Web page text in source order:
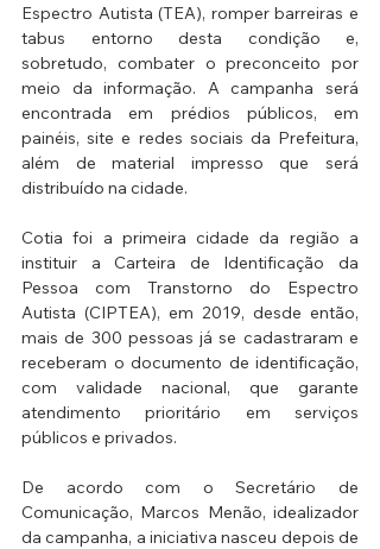
Espectro Autista (TEA), romper barreiras e
tabus entorno desta condição e,
sobretudo, combater o preconceito por
meio da informação. A campanha será
encontrada em prédios públicos, em
painéis, site e redes sociais da Prefeitura,
além de material impresso que será
distribuído na cidade.
Cotia foi a primeira cidade da região a
instituir a Carteira de Identificação da
Pessoa com Transtorno do Espectro
Autista (CIPTEA), em 2019, desde então,
mais de 300 pessoas já se cadastraram e
receberam o documento de identificação,
com validade nacional, que garante
atendimento prioritário em serviços
públicos e privados.
De acordo com o Secretário de
Comunicação, Marcos Menão, idealizador
da campanha, a iniciativa nasceu depois de